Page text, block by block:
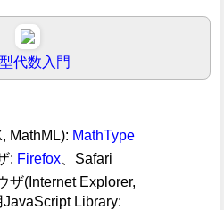
代数入門
MathML): MathType
: Firefox、Safari
ザ(Internet Explorer,
Library: